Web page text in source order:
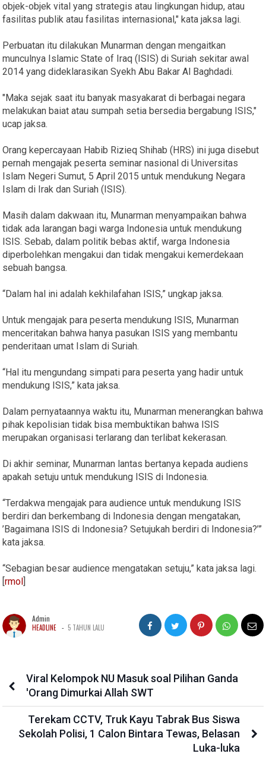
objek-objek vital yang strategis atau lingkungan hidup, atau
fasilitas publik atau fasilitas internasional," kata jaksa lagi.
Perbuatan itu dilakukan Munarman dengan mengaitkan
munculnya Islamic State of Iraq (ISIS) di Suriah sekitar awal
2014 yang dideklarasikan Syekh Abu Bakar Al Baghdadi.
"Maka sejak saat itu banyak masyakarat di berbagai negara
melakukan baiat atau sumpah setia bersedia bergabung ISIS,"
ucap jaksa.
Orang kepercayaan Habib Rizieq Shihab (HRS) ini juga disebut
pernah mengajak peserta seminar nasional di Universitas
Islam Negeri Sumut, 5 April 2015 untuk mendukung Negara
Islam di Irak dan Suriah (ISIS).
Masih dalam dakwaan itu, Munarman menyampaikan bahwa
tidak ada larangan bagi warga Indonesia untuk mendukung
ISIS. Sebab, dalam politik bebas aktif, warga Indonesia
diperbolehkan mengakui dan tidak mengakui kemerdekaan
sebuah bangsa.
“Dalam hal ini adalah kekhilafahan ISIS,” ungkap jaksa.
Untuk mengajak para peserta mendukung ISIS, Munarman
menceritakan bahwa hanya pasukan ISIS yang membantu
penderitaan umat Islam di Suriah.
“Hal itu mengundang simpati para peserta yang hadir untuk
mendukung ISIS,” kata jaksa.
Dalam pernyataannya waktu itu, Munarman menerangkan bahwa
pihak kepolisian tidak bisa membuktikan bahwa ISIS
merupakan organisasi terlarang dan terlibat kekerasan.
Di akhir seminar, Munarman lantas bertanya kepada audiens
apakah setuju untuk mendukung ISIS di Indonesia.
“Terdakwa mengajak para audience untuk mendukung ISIS
berdiri dan berkembang di Indonesia dengan mengatakan,
’Bagaimana ISIS di Indonesia? Setujukah berdiri di Indonesia?’”
kata jaksa.
“Sebagian besar audience mengatakan setuju,” kata jaksa lagi.
[rmol]
Admin
HEADLINE - 5 TAHUN LALU
Viral Kelompok NU Masuk soal Pilihan Ganda
'Orang Dimurkai Allah SWT
Terekam CCTV, Truk Kayu Tabrak Bus Siswa
Sekolah Polisi, 1 Calon Bintara Tewas, Belasan
Luka-luka